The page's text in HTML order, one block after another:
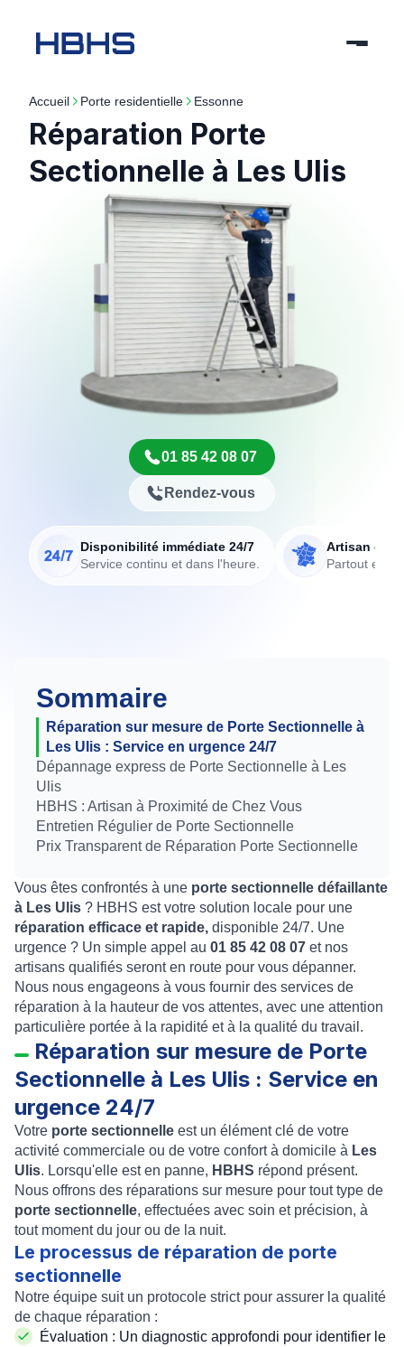
Accueil porte residentielle essonne
Réparation Porte
Sectionnelle à Les Ulis
01 85 42 08 07
Rendez-vous
Disponibilité immédiate 24/7
Service continu et dans l'heure.
Artisan de
Partout en
Sommaire
Réparation sur mesure de Porte Sectionnelle à
Les Ulis : Service en urgence 24/7
Dépannage express de Porte Sectionnelle à Les
Ulis
HBHS : Artisan à Proximité de Chez Vous
Entretien Régulier de Porte Sectionnelle
Prix Transparent de Réparation Porte Sectionnelle
Vous êtes confrontés à une porte sectionnelle défaillante
à Les Ulis ? HBHS est votre solution locale pour une
réparation efficace et rapide, disponible 24/7. Une
urgence ? Un simple appel au 01 85 42 08 07 et nos
artisans qualifiés seront en route pour vous dépanner.
Nous nous engageons à vous fournir des services de
réparation à la hauteur de vos attentes, avec une attention
particulière portée à la rapidité et à la qualité du travail.
Réparation sur mesure de Porte
Sectionnelle à Les Ulis : Service en
urgence 24/7
Votre porte sectionnelle est un élément clé de votre
activité commerciale ou de votre confort à domicile à Les
Ulis. Lorsqu'elle est en panne, HBHS répond présent.
Nous offrons des réparations sur mesure pour tout type de
porte sectionnelle, effectuées avec soin et précision, à
tout moment du jour ou de la nuit.
Le processus de réparation de porte
sectionnelle
Notre équipe suit un protocole strict pour assurer la qualité
de chaque réparation :
Évaluation : Un diagnostic approfondi pour identifier le